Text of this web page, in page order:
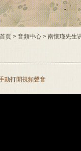
首頁 > 音頻中心 > 南懷瑾先生
動打開視頻聲音